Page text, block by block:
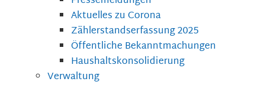
Aktuelles zu Corona
Zählerstandserfassung 2025
Öffentliche Bekanntmachungen
Haushaltskonsolidierung
Verwaltung